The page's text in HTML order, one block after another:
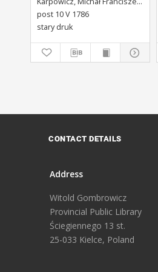
Stanisława Augusta Krola
Miane [...].
post 10 V 1786
stary druk
CONTACT DETAILS
Address
Witold Gombrowicz
Provincial Public Library
Ściegiennego 13 st.
25-033 Kielce, Poland